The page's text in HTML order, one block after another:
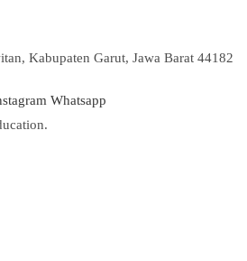
Kabupaten Garut, Jawa Barat 44182
Whatsapp